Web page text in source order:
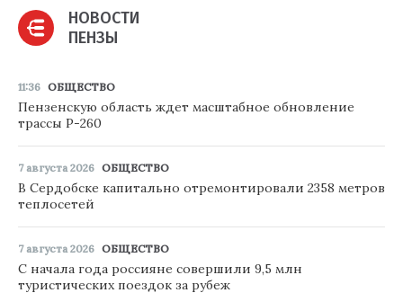
НОВОСТИ
ПЕНЗЫ
11:36 ОБЩЕСТВО
Пензенскую область ждет масштабное обновление
трассы Р-260
7 августа 2026 ОБЩЕСТВО
В Сердобске капитально отремонтировали 2358 метров
теплосетей
7 августа 2026 ОБЩЕСТВО
С начала года россияне совершили 9,5 млн
туристических поездок за рубеж